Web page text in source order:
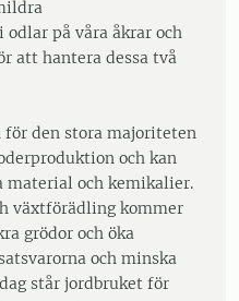
på våra åkrar och
att hantera dessa två
den stora majoriteten
och kan
och kemikalier.
växtförädling kommer
grödor och öka
och minska
står jordbruket för